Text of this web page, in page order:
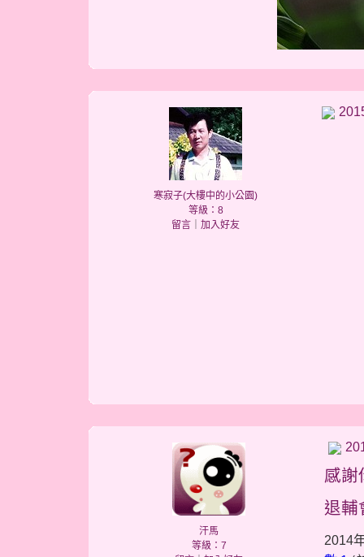
寒寂子(大樓中的小公園)
等級：8
留言
加入好友
汗馬
等級：7
感謝
退輔
2014